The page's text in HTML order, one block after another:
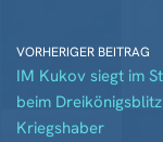
VORHERIGER BEITRAG
IM Kukov siegt im
beim
Kriegshaber